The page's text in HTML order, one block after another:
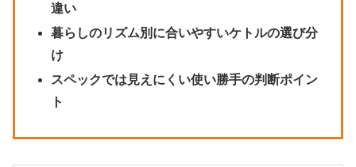
違い
暮らしのリズム別に合いやすいケトルの選び分
け
スペックでは見えにくい使い勝手の判断ポイン
ト